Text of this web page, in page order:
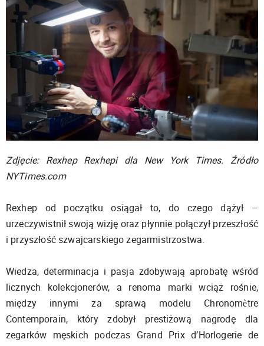
Zdjęcie: Rexhep Rexhepi dla New York Times. Źródło
NYTimes.com
Rexhep od początku osiągał to, do czego dążył –
urzeczywistnił swoją wizję oraz płynnie połączył przeszłość
i przyszłość szwajcarskiego zegarmistrzostwa.
Wiedza, determinacja i pasja zdobywają aprobatę wśród
licznych kolekcjonerów, a renoma marki wciąż rośnie,
między innymi za sprawą modelu Chronomètre
Contemporain, który zdobył prestiżową nagrodę dla
zegarków męskich podczas Grand Prix d’Horlogerie de